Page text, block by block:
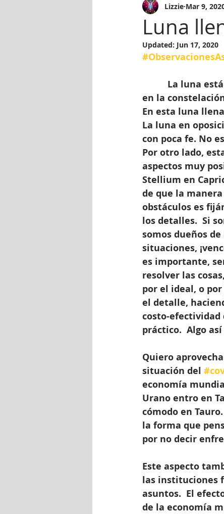
Luna
Lizzie Mar 9,
Updated: Jun 17, 2020
en la
En esta luna
La luna en
con poca fe. No
Por otro lado,
aspectos muy
Stellium en
de que la
obstáculos es
los detalles.  Si
somos dueños
situaciones,
es importante,
resolver las
por el ideal, o
el detalle,
costo-efectividad
práctico.  Algo
Quiero
situación del
economía
Urano entro en
cómodo en
la forma que
por no decir
Este aspecto
las instituciones
asuntos.  El
de la economía